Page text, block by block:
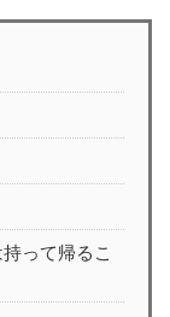
って帰るこ